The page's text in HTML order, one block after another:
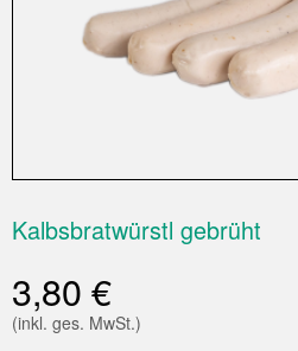
Kalbsbratwürstl gebrüht
3,80 €
(inkl. ges. MwSt.)